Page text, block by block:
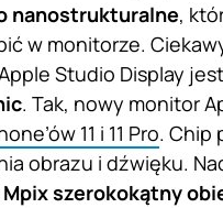
nanostrukturalne,
w monitorze.
Studio Display
. Tak, nowy monitor
11 i 11 Pro. Chip
obrazu i dźwięku.
Mpix szerokokątny